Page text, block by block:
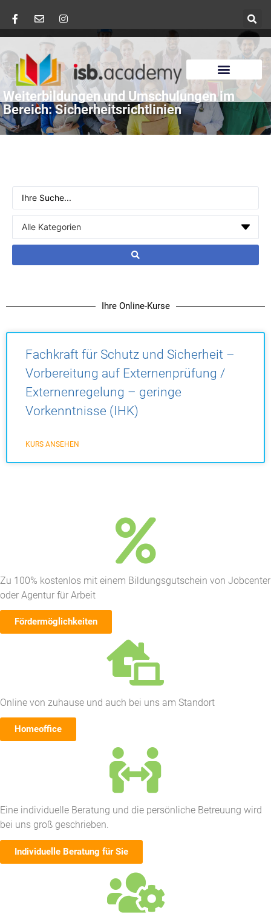
Weiterbildungen und Umschulungen im
Bereich: Sicherheitsrichtlinien
Ihre Online-Kurse
Fachkraft für Schutz und Sicherheit –
Vorbereitung auf Externenprüfung /
Externenregelung – geringe
Vorkenntnisse (IHK)
KURS ANSEHEN
Zu 100% kostenlos mit einem Bildungsgutschein von Jobcenter
oder Agentur für Arbeit
Fördermöglichkeiten
Online von zuhause und auch bei uns am Standort
Homeoffice
Eine individuelle Beratung und die persönliche Betreuung wird
bei uns groß geschrieben.
Individuelle Beratung für Sie